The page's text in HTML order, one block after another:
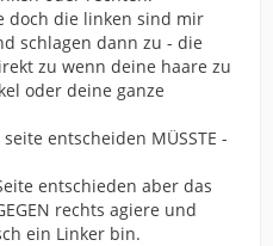
doch die linken sind mir
schlagen dann zu - die
zu wenn deine haare zu
oder deine ganze
entscheiden MÜSSTE -
entschieden aber das
rechts agiere und
ein Linker bin.